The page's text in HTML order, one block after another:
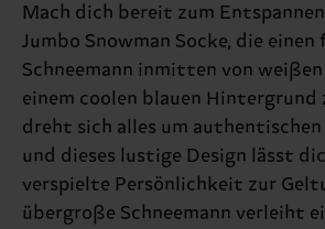
Mach dich bereit zum
Jumbo Snowman Socke, die
Schneemann inmitten von
einem coolen blauen Hintergrund
dreht sich alles um
und dieses lustige Design lässt
verspielte Persönlichkeit zur
übergroße Schneemann verleiht